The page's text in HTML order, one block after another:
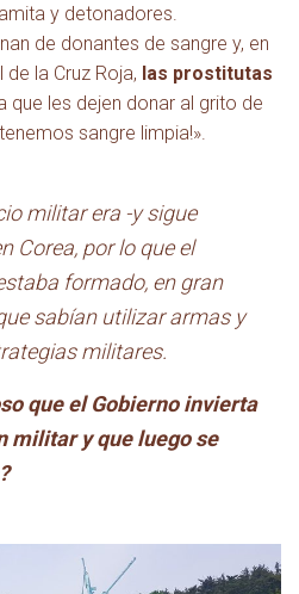
y detonadores.
de donantes de sangre y, en
la Cruz Roja, las prostitutas
que les dejen donar al grito de
sangre limpia!».
militar era -y sigue
Corea, por lo que el
formado, en gran
sabían utilizar armas y
militares.
que el Gobierno invierta
militar y que luego se